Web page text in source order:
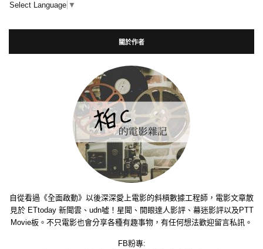
Select Language ▼
關於作者
自從看過《全面啟動》以後深深愛上電影的斜槓數據工程師，電影文章散
見於 ETtoday 新聞雲、udn噓！星聞、開眼達人影評、幕迷影評以及PTT
Movie板。不只電影也會分享各種有趣事物，有任何想法歡迎留言私訊。
FB粉專: